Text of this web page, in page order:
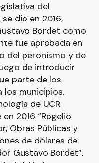
del
dio en 2016,
Bordet como
fue aprobada en
del peronismo y de
de introducir
parte de los
los municipios.
de UCR
2016 “Rogelio
Obras Públicas y
de dólares de
Gustavo Bordet”.